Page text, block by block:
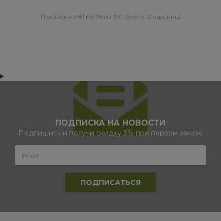
Показано с 81 по 96 из 190 (всего 12 страниц)
ПОДПИСКА НА НОВОСТИ
Подпишись и получи скидку 3% при первом заказе